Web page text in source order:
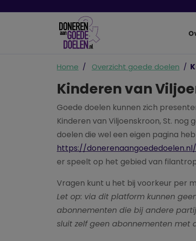
Home Overzicht goede doelen
Kinderen van
Goede doelen kunnen zich
Kinderen van Viljoenskroon, St.
doelen die wel een eigen pagina
https://
er speelt op het gebied van
Vragen kunt u het bij voorkeur per
Let op: via dit platform kunnen
abonnementen die bij andere
sluit zelf geen abonnementen met